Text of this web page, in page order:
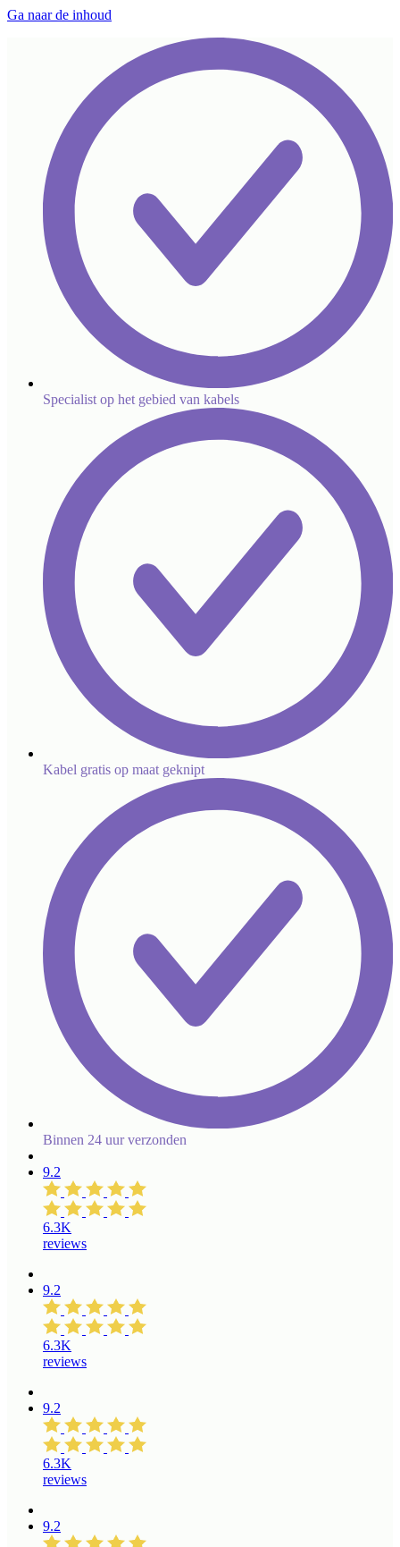
Ga naar de inhoud
Specialist op het gebied van kabels
Kabel gratis op maat geknipt
Binnen 24 uur verzonden
9.2
6.3K
reviews
9.2
6.3K
reviews
9.2
6.3K
reviews
9.2